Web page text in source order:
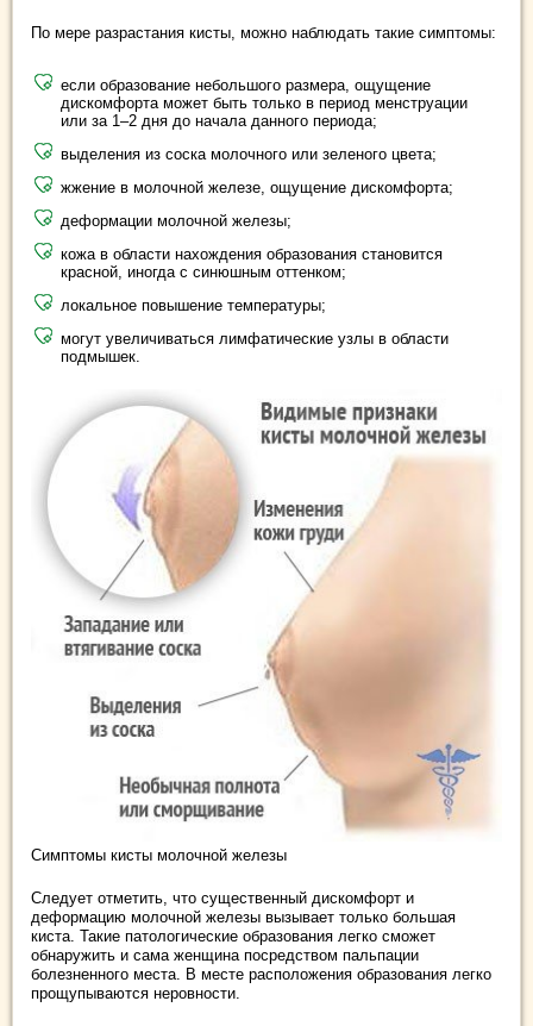
По мере разрастания кисты, можно наблюдать такие симптомы:
если образование небольшого размера, ощущение
дискомфорта может быть только в период менструации
или за 1–2 дня до начала данного периода;
выделения из соска молочного или зеленого цвета;
жжение в молочной железе, ощущение дискомфорта;
деформации молочной железы;
кожа в области нахождения образования становится
красной, иногда с синюшным оттенком;
локальное повышение температуры;
могут увеличиваться лимфатические узлы в области
подмышек.
Симптомы кисты молочной железы
Следует отметить, что существенный дискомфорт и
деформацию молочной железы вызывает только большая
киста. Такие патологические образования легко сможет
обнаружить и сама женщина посредством пальпации
болезненного места. В месте расположения образования легко
прощупываются неровности.